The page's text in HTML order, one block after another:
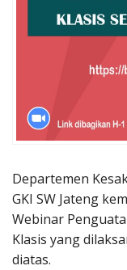
Departemen
GKI SW Jateng
Webinar
Klasis yang
diatas.